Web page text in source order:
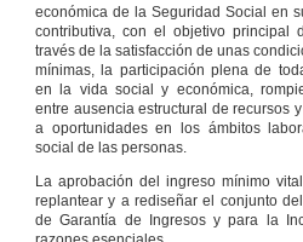
POTESTAD
SANCIONADORA
Artículo 97
Infracciones.
Artículo 98
Ejercicio
de la potestad
Responsabilidades.
Artículo 100
Infracciones leves.
económica de la Seguridad Social en
contributiva, con el objetivo principal
través de la satisfacción de unas
mínimas, la participación plena de
en la vida social y económica,
entre ausencia estructural de recursos
a oportunidades en los ámbitos
social de las personas.
La aprobación del ingreso mínimo
replantear y a rediseñar el conjunto
de Garantía de Ingresos y para la